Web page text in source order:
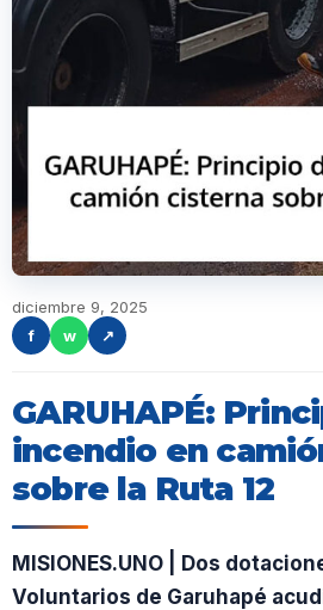
diciembre 9, 2025
f
w ↗
GARUHAPÉ:
incendio en
sobre la Ruta 12
MISIONES.UNO | Dos
Voluntarios de Garuhapé